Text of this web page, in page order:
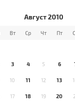
Август 2010
Вт Ср Чт Пт
3 4 5 6
10 11 12 13
17 18 19 20